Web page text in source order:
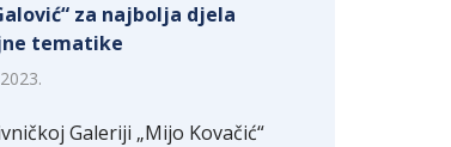
za najbolja djela
tematike
Galeriji „Mijo Kovačić“